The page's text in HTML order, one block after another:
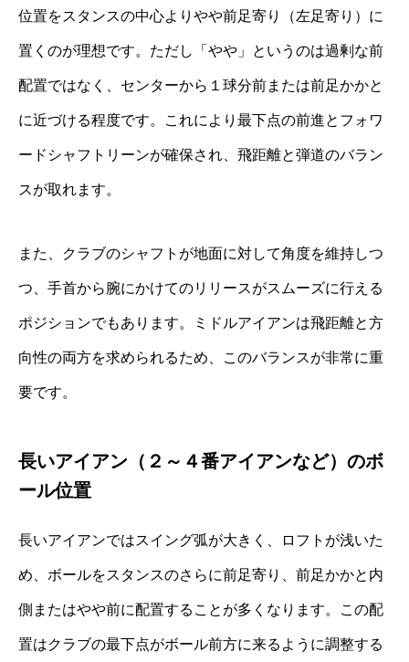
位置をスタンスの中心よりやや前足寄り（左足寄り）に
置くのが理想です。ただし「やや」というのは過剰な前
配置ではなく、センターから１球分前または前足かかと
に近づける程度です。これにより最下点の前進とフォワ
ードシャフトリーンが確保され、飛距離と弾道のバラン
スが取れます。
また、クラブのシャフトが地面に対して角度を維持しつ
つ、手首から腕にかけてのリリースがスムーズに行える
ポジションでもあります。ミドルアイアンは飛距離と方
向性の両方を求められるため、このバランスが非常に重
要です。
長いアイアン（２～４番アイアンなど）のボ
ール位置
長いアイアンではスイング弧が大きく、ロフトが浅いた
め、ボールをスタンスのさらに前足寄り、前足かかと内
側またはやや前に配置することが多くなります。この配
置はクラブの最下点がボール前方に来るように調整する